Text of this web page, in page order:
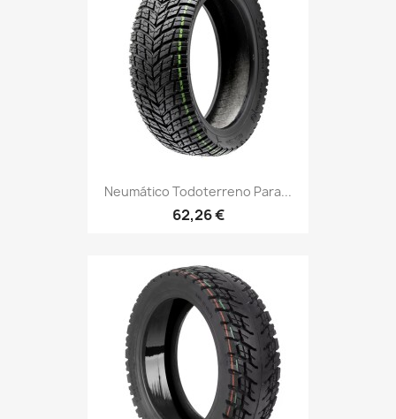
Neumático Todoterreno Para...
62,26 €